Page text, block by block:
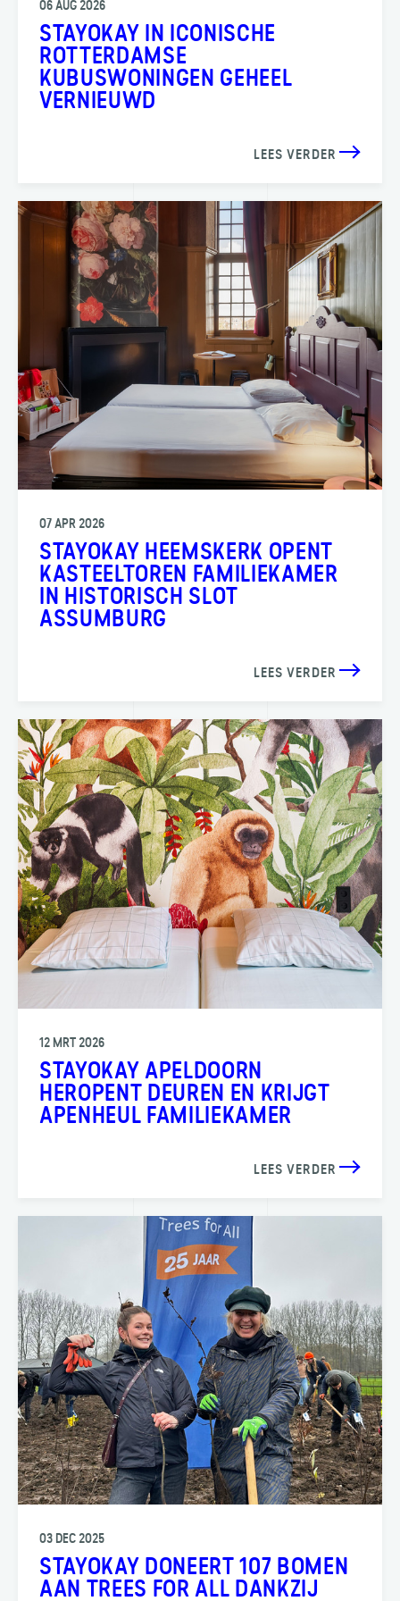
06 AUG 2026
STAYOKAY IN ICONISCHE
ROTTERDAMSE
KUBUSWONINGEN GEHEEL
VERNIEUWD
LEES VERDER
07 APR 2026
STAYOKAY HEEMSKERK OPENT
KASTEELTOREN FAMILIEKAMER
IN HISTORISCH SLOT
ASSUMBURG
LEES VERDER
12 MRT 2026
STAYOKAY APELDOORN
HEROPENT DEUREN EN KRIJGT
APENHEUL FAMILIEKAMER
LEES VERDER
03 DEC 2025
STAYOKAY DONEERT 107 BOMEN
AAN TREES FOR ALL DANKZIJ